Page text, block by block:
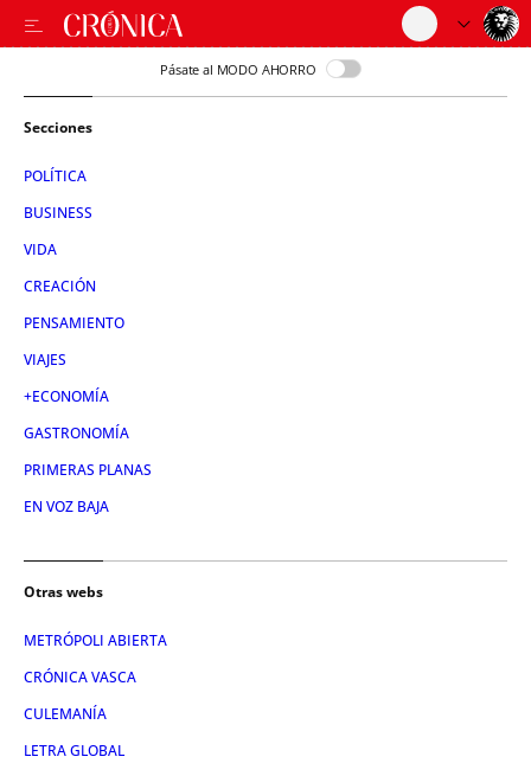
Pásate al MODO AHORRO
Secciones
POLÍTICA
BUSINESS
VIDA
CREACIÓN
PENSAMIENTO
VIAJES
+ECONOMÍA
GASTRONOMÍA
PRIMERAS PLANAS
EN VOZ BAJA
Otras webs
METRÓPOLI ABIERTA
CRÓNICA VASCA
CULEMANÍA
LETRA GLOBAL